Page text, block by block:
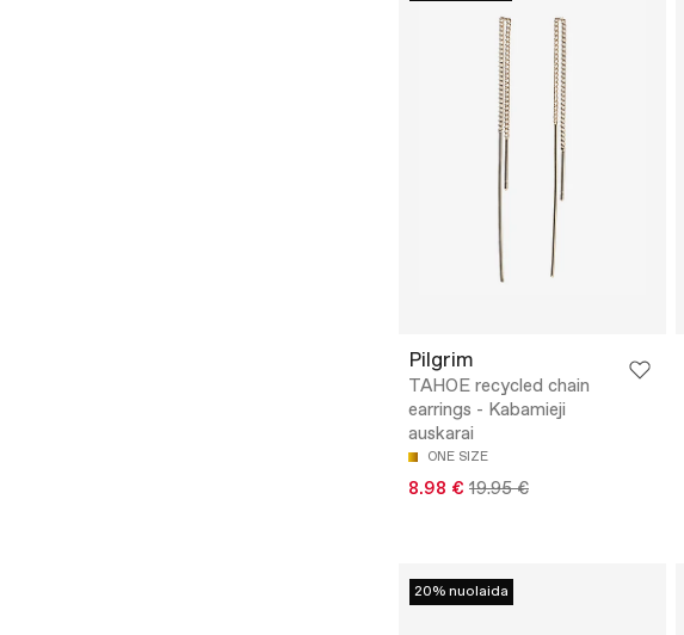
Pilgrim
TAHOE recycled chain
earrings - Kabamieji
auskarai
ONE SIZE
8.98 € 19.95 €
20% nuolaida